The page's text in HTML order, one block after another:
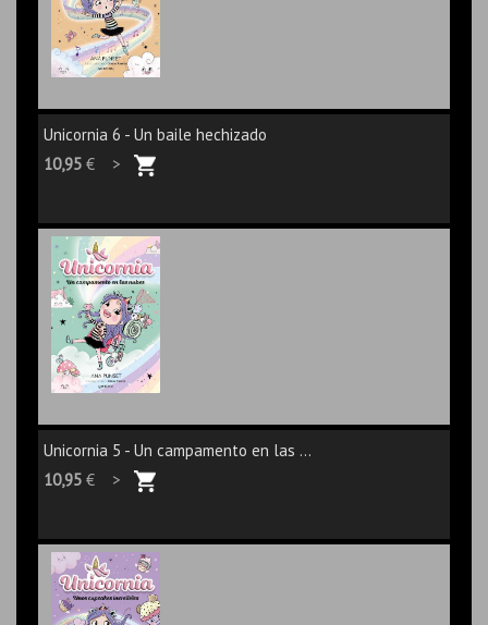
Unicornia 6 - Un baile hechizado
10,95 € >
Unicornia 5 - Un campamento en las ...
10,95 € >